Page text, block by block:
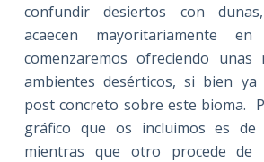
confundir desiertos con
acaecen mayoritariamente
comenzaremos ofreciendo
ambientes desérticos, si bien ya
post concreto sobre este bioma.
gráfico que os incluimos es de
mientras que otro procede de